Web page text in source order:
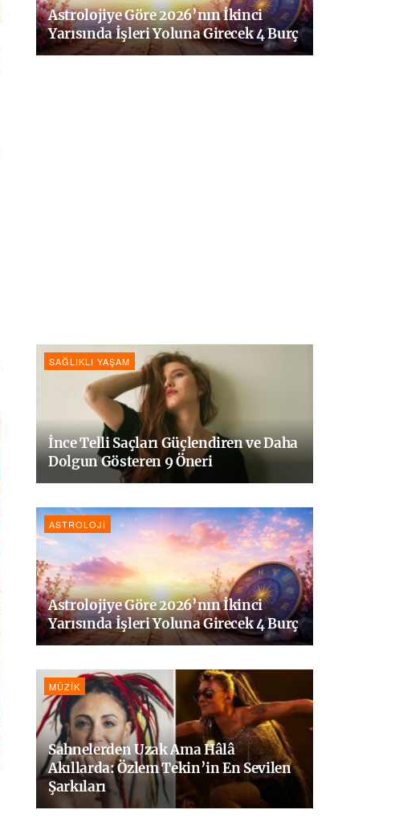
Astrolojiye Göre 2026’nın İkinci
Yarısında İşleri Yoluna Girecek 4 Burç
SAĞLIKLI YAŞAM
İnce Telli Saçları Güçlendiren ve Daha
Dolgun Gösteren 9 Öneri
ASTROLOJI
Astrolojiye Göre 2026’nın İkinci
Yarısında İşleri Yoluna Girecek 4 Burç
MÜZIK
Sahnelerden Uzak Ama Hâlâ
Akıllarda: Özlem Tekin’in En Sevilen
Şarkıları